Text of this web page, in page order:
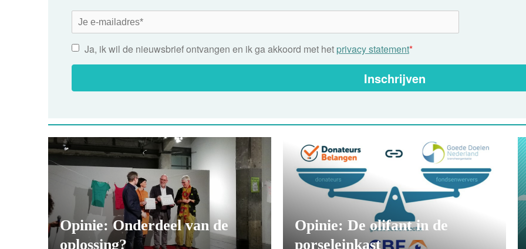
Ja, ik wil de nieuwsbrief ontvangen en ik ga akkoord met het privacy statement*
Inschrijven
Opinie: Onderdeel van de
oplossing?
Opinie: De olifant in de
porseleinkast